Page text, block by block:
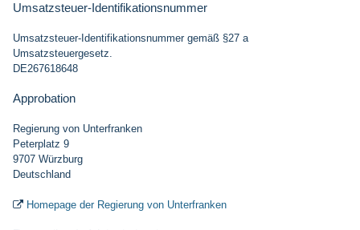
Umsatzsteuer-Identifikationsnummer
Umsatzsteuer-Identifikationsnummer gemäß §27 a
Umsatzsteuergesetz.
DE267618648
Approbation
Regierung von Unterfranken
Peterplatz 9
9707 Würzburg
Deutschland
 Homepage der Regierung von Unterfranken